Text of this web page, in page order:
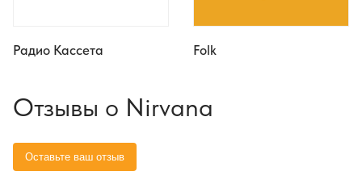
Радио Кассета Folk
Отзывы о Nirvana